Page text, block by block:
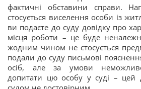
фактичні обставини справи.
стосується виселення особи із
ви подаєте до суду довідку про
місця роботи – це буде
жодним чином не стосується
подали до суду письмові пояснення
осіб, але за умови
допитати цю особу у суді – цей